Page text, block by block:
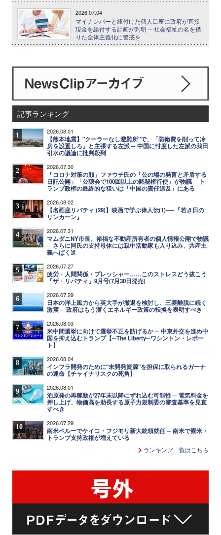
2026.07.04
マイナンバーと紐付けた個人口座に政府が直接
現金を給付する計画が判明 ─ 社会福祉の名を借
りた全体主義化に警戒を
記事ランキング
1 2026.08.01
【熊本地震】"クーラーなし避難所"で、「防衛費を削って冷
房を設置しろ」と主張する左派 ─ 中国に忖度した左派の我田
引水の議論に批判殺到
2 2026.07.30
「コロナ対策の顔」ファウチ氏の「公の場の発言と矛盾する
日記公開」「公聴会で100回以上の黙秘権行使」が物議 ─ ト
ランプ政権の最終的な狙いは「中国の責任追及」にある
3 2026.08.02
【名画座リバティ (29)】映画で学ぶ偉人伝(1)──『若き日の
リンカーン』
4 2026.07.31
マムダニNY市長、裕福な不動産所有者の個人情報公開で物議
─ さらに同氏の支持母体には親中活動家も入り込み、共産主
義へばく進
5 2026.07.27
疲労・人間関係・プレッシャー……このストレスどう抜こう
「ザ・リバティ」9月号(7月30日発売)
6 2026.07.29
日本の洋上風力から英大手が撤退を検討し、三菱離脱に続く
激震 ─ 政府はもう潔くエネルギー政策の転換を表明すべき
7 2026.08.03
米中間選挙に向けて選挙不正を防げるか ─ 中東外交を進め中
国を抑え込むトランプ【─The Liberty─ワシントン・レポー
ト】
8 2026.08.04
インフラ開発のために"未開発資源"を担保に取られるガーナ
の運命【チャイナリスクの死角】
9 2026.08.01
泊原発の再稼動が27年末以降にずれ込む可能性 ─ 電気料金を
押し上げ、物価高を助長する原子力規制委の審査基準を見直
すべき
10 2026.07.29
南米ペルーでケイコ・フジモリ新大統領就任 ─ 南米で親米・
トランプ支持政権が増えている
ランキング一覧はこちら